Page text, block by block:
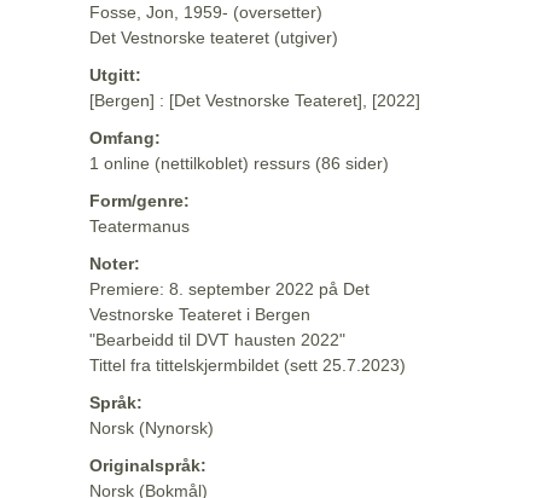
Fosse, Jon, 1959- (oversetter)
Det Vestnorske teateret (utgiver)
Utgitt:
[Bergen] : [Det Vestnorske Teateret], [2022]
Omfang:
1 online (nettilkoblet) ressurs (86 sider)
Form/genre:
Teatermanus
Noter:
Premiere: 8. september 2022 på Det
Vestnorske Teateret i Bergen
"Bearbeidd til DVT hausten 2022"
Tittel fra tittelskjermbildet (sett 25.7.2023)
Språk:
Norsk (Nynorsk)
Originalspråk:
Norsk (Bokmål)